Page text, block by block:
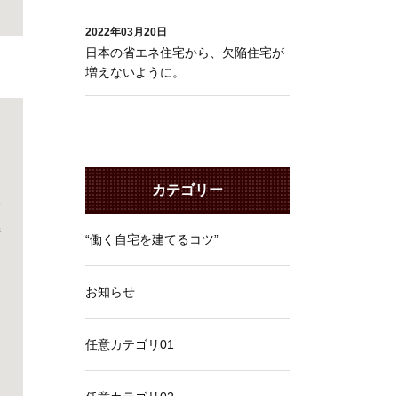
2022年03月20日
日本の省エネ住宅から、欠陥住宅が
増えないように。
カテゴリー
“働く自宅を建てるコツ”
お知らせ
任意カテゴリ01